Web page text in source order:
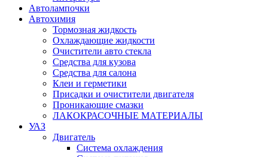
Автолампочки
Автохимия
Тормозная жидкость
Охлаждающие жидкости
Очистители авто стекла
Средства для кузова
Средства для салона
Клеи и герметики
Присадки и очистители двигателя
Проникающие смазки
ЛАКОКРАСОЧНЫЕ МАТЕРИАЛЫ
УАЗ
Двигатель
Система охлаждения